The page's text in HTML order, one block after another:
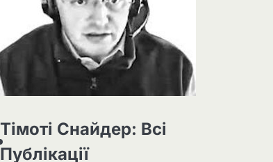
Тімоті Снайдер: Всі
Публікації